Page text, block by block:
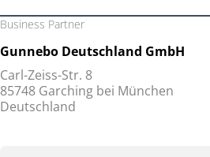
Business Partner
Gunnebo Deutschland GmbH
Carl-Zeiss-Str. 8
85748 Garching bei München
Deutschland